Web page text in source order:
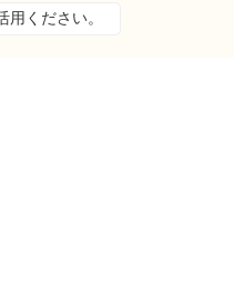
ください。